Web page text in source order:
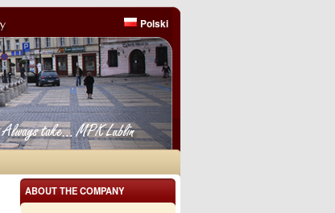
Polski
ABOUT THE COMPANY